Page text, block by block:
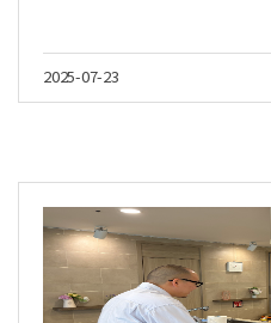
2025-07-23